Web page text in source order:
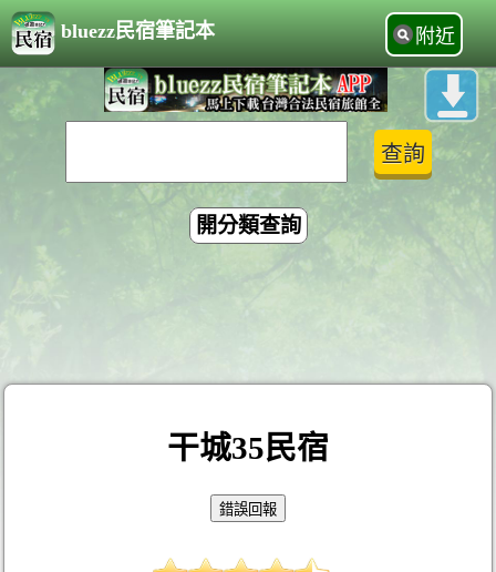
bluezz民宿筆記本 附近
開分類查詢
干城35民宿